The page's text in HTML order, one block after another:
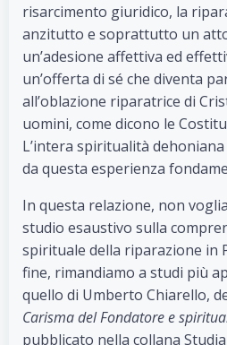
risarcimento giuridico, la
anzitutto e soprattutto un
un’adesione affettiva ed
un’offerta di sé che diventa
all’oblazione riparatrice di
uomini, come dicono le
L’intera spiritualità
da questa esperienza
In questa relazione, non
studio esaustivo sulla
spirituale della riparazione in
fine, rimandiamo a studi più
quello di Umberto Chiarello,
Carisma del Fondatore e
pubblicato nella collana